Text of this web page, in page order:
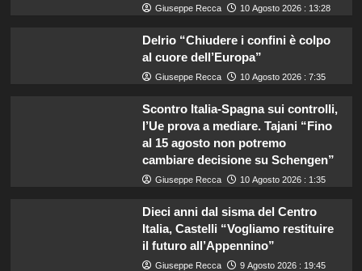
Giuseppe Recca 10 Agosto 2026 : 13:28
Delrio “Chiudere i confini è colpo
al cuore dell’Europa”
Giuseppe Recca 10 Agosto 2026 : 7:35
Scontro Italia-Spagna sui controlli,
l’Ue prova a mediare. Tajani “Fino
al 15 agosto non potremo
cambiare decisione su Schengen”
Giuseppe Recca 10 Agosto 2026 : 1:35
Dieci anni dal sisma del Centro
Italia, Castelli “Vogliamo restituire
il futuro all’Appennino”
Giuseppe Recca 9 Agosto 2026 : 19:45